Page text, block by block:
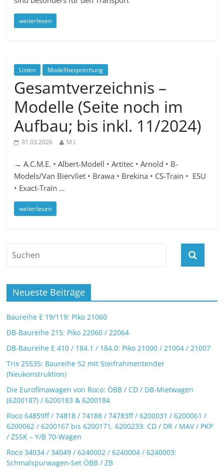
weiterlesen
Listen Modellbesprechung
Gesamtverzeichnis –
Modelle (Seite noch im
Aufbau; bis inkl. 11/2024)
31.03.2026 M.I.
→ A.C.M.E. • Albert-Modell • Artitec • Arnold • B-
Models/Van Biervliet • Brawa • Brekina • CS-Train • ESU
• Exact-Train …
weiterlesen
Neueste Beiträge
Baureihe E 19/119: Piko 21060
DB-Baureihe 215: Piko 22060 / 22064
DB-Baureihe E 410 / 184.1 / 184.0: Piko 21000 / 21004 / 21007
Trix 25535: Baureihe 52 mit Steifrahmentender
(Neukonstruktion)
Die Eurofimawagen von Roco: ÖBB / CD / DB-Mietwagen
(6200187) / 6200183 & 6200184
Roco 64859ff / 74818 / 74188 / 74783ff / 6200031 / 6200061 /
6200062 / 6200167 bis 6200171, 6200233: CD / DR / MAV / PKP
/ ZSSK – Y/B 70-Wagen
Roco 34034 / 34049 / 6240002 / 6240004 / 6240003:
Schmalspurwagen-Set ÖBB / ZB